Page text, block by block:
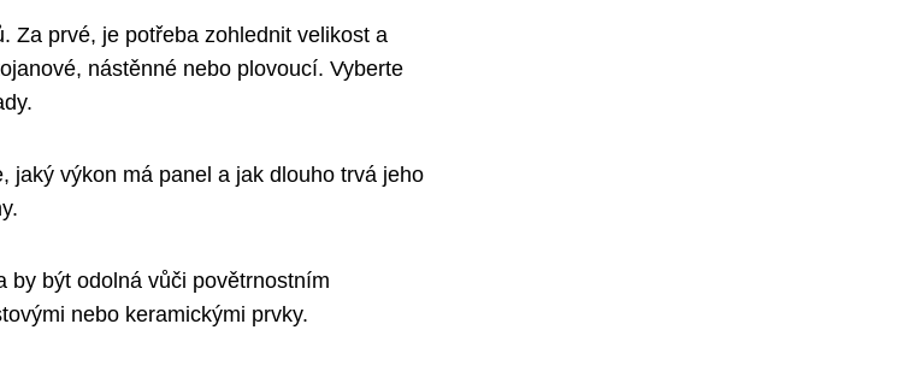
Za prvé, je potřeba zohlednit velikost a
nástěnné nebo plovoucí. Vyberte
jaký výkon má panel a jak dlouho trvá jeho
by být odolná vůči povětrnostním
nebo keramickými prvky.